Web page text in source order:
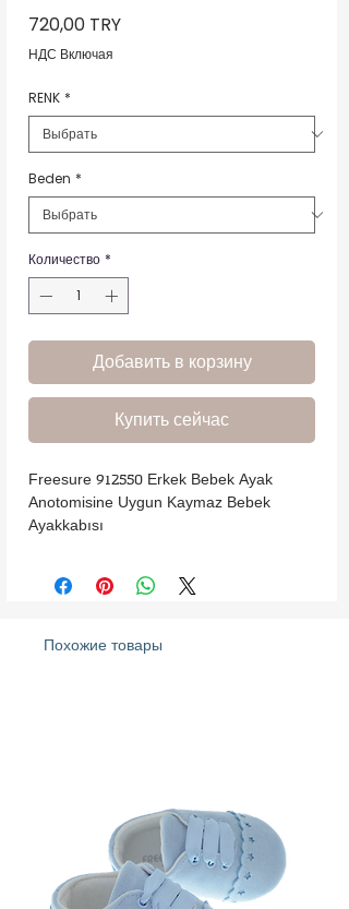
720,00 TRYЦена
НДС Включая
RENK *
Beden *
Количество *
Добавить в корзину
Купить сейчас
Freesure 912550 Erkek Bebek Ayak
Anotomisine Uygun Kaymaz Bebek
Ayakkabısı
Похожие товары